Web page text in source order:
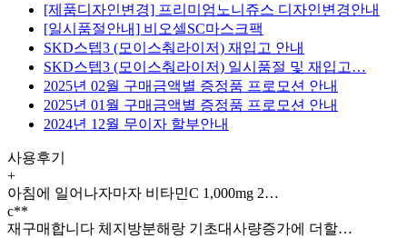
[제품디자인변경] 프리미엄노니쥬스 디자인변경안내
[일시품절안내] 비오셀SC마스크팩
SKD스텝3 (모이스춰라이저) 재입고 안내
SKD스텝3 (모이스춰라이저) 일시품절 및 재입고…
2025년 02월 구매금액별 증정품 프로모션 안내
2025년 01월 구매금액별 증정품 프로모션 안내
2024년 12월 무이자 할부안내
사용후기
+
아침에 일어나자마자 비타민C 1,000mg 2…
c**
재구매합니다 체지방분해랑 기초대사량증가에 더할…